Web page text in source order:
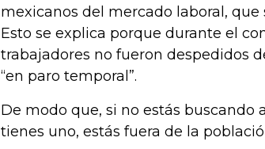
mexicanos del mercado laboral,
Esto se explica porque durante el
trabajadores no fueron despedidos
“en paro temporal”.
De modo que, si no estás
tienes uno, estás fuera de la